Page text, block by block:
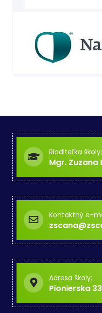
Riaditeľka školy:
Mgr. Zuzana
Kontaktný e-
Adresa školy:
Pionierska